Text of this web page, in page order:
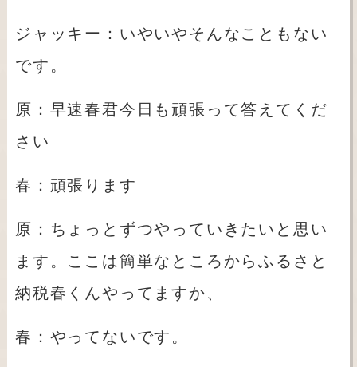
ジャッキー：いやいやそんなこともない
です。
原：早速春君今日も頑張って答えてくだ
さい
春：頑張ります
原：ちょっとずつやっていきたいと思い
ます。ここは簡単なところからふるさと
納税春くんやってますか、
春：やってないです。